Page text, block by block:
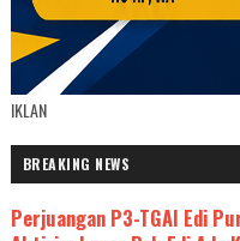
IKLAN
BREAKING NEWS
Perjuangan P3-TGAI Edi